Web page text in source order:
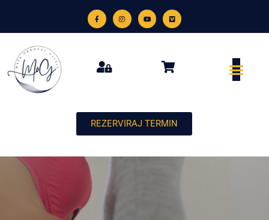
REZERVIRAJ TERMIN